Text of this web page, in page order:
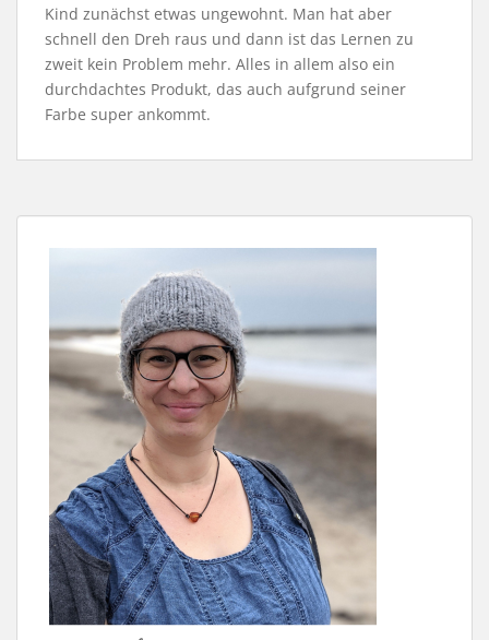
Kind zunächst etwas ungewohnt. Man hat aber
schnell den Dreh raus und dann ist das Lernen zu
zweit kein Problem mehr. Alles in allem also ein
durchdachtes Produkt, das auch aufgrund seiner
Farbe super ankommt.